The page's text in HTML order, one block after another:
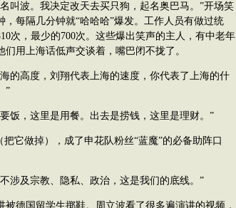
波。我决定改天去买只狗，起名奥巴马。”开场笑
每隔几分钟就“哈哈哈”爆发。工作人员有做过统
次，最少的700次。这些爆出笑声的主人，有中老年
用上海话低声交谈着，嘴巴闭不拢了。
高度，刘翔代表上海的速度，你代表了上海的什
”
，这里是用餐。出去是捞钱，这里是理财。”
它做掉），成了申花队粉丝“蓝魔”的必备助阵口
及宗教、隐私、政治，这是我们的底线。”
德国留学生掷鞋。周立波看了很多遍演讲的视频，